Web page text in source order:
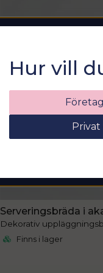
Serveringsbräda i
Dekorativ
Finns i lager
Sortix!
Ange din e-
email
Hur vill
Privat